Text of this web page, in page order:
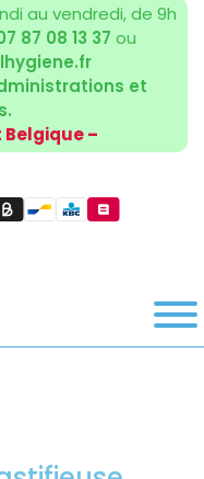
au vendredi, de 9h
87 08 13 37 ou
et
Belgique –